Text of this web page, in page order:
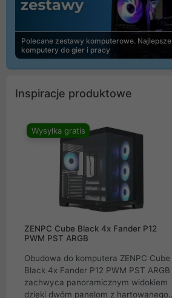
Polecane zestawy komputerowe. Najlepsze
komputery do gier i pracy
Inspiracje produktowe
Wysyłka gratis
ZENPC Cube Black 4x Fander P12
PWM PST ARGB
Obudowa do komputera ZENPC Cube
Black 4x Fander P12 PWM PST ARGB
zachwyca panoramicznym widokiem
dzięki dwóm panelom z hartowanego